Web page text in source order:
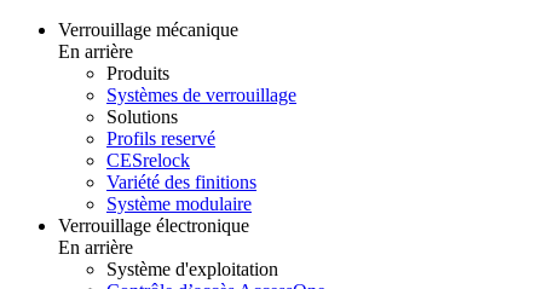
Verrouillage mécanique
En arrière
Produits
Systèmes de verrouillage
Solutions
Profils reservé
CESrelock
Variété des finitions
Système modulaire
Verrouillage électronique
En arrière
Système d'exploitation